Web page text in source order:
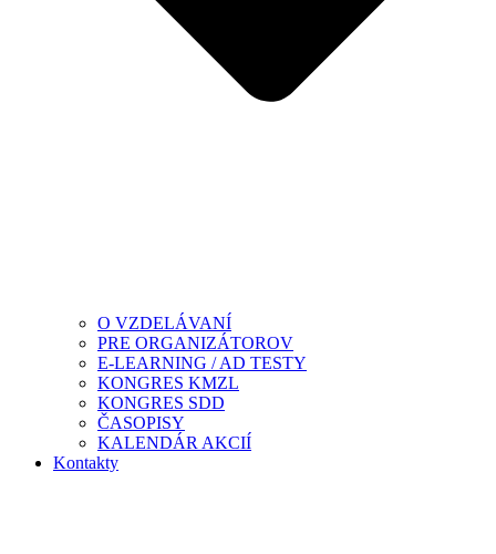
O VZDELÁVANÍ
PRE ORGANIZÁTOROV
E-LEARNING / AD TESTY
KONGRES KMZL
KONGRES SDD
ČASOPISY
KALENDÁR AKCIÍ
Kontakty